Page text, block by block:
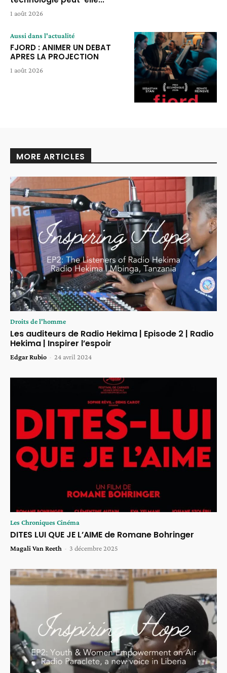
1 août 2026
Aussi dans l'actualité
FJORD : ANIMER UN DEBAT
APRES LA PROJECTION
1 août 2026
MORE ARTICLES
Droits de l'homme
Les auditeurs de Radio Hekima | Episode 2 | Radio
Hekima | Inspirer l’espoir
Edgar Rubio - 24 avril 2024
Les Chroniques Cinéma
DITES LUI QUE JE L’AIME de Romane Bohringer
Magali Van Reeth - 3 décembre 2025